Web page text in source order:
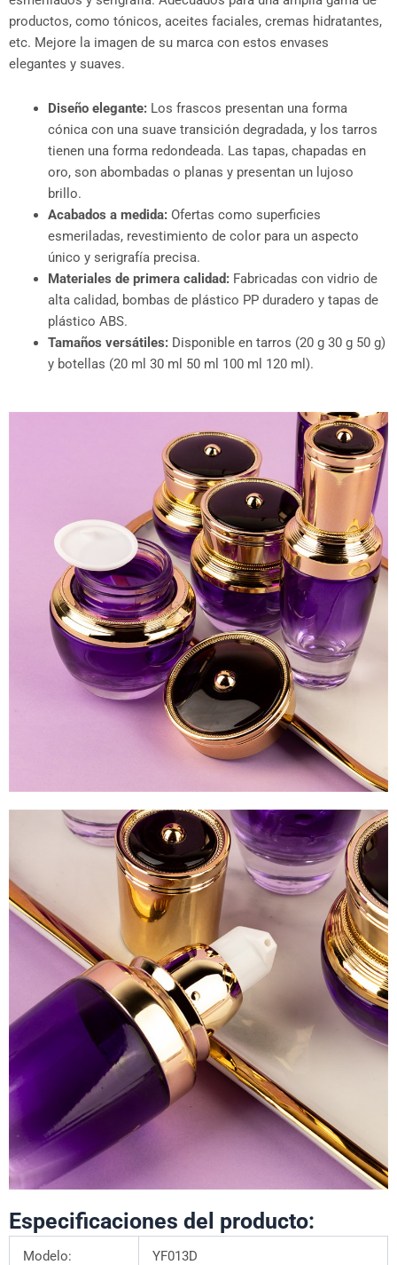
productos, como tónicos, aceites faciales, cremas hidratantes,
etc. Mejore la imagen de su marca con estos envases
elegantes y suaves.
Diseño elegante:Los frascos presentan una forma
cónica con una suave transición degradada, y los tarros
tienen una forma redondeada. Las tapas, chapadas en
oro, son abombadas o planas y presentan un lujoso
brillo.
Acabados a medida:Ofertas como superficies
esmeriladas, revestimiento de color para un aspecto
único y serigrafía precisa.
Materiales de primera calidad:Fabricadas con vidrio de
alta calidad, bombas de plástico PP duradero y tapas de
plástico ABS.
Tamaños versátiles:Disponible en tarros (20 g 30 g 50 g)
y botellas (20 ml 30 ml 50 ml 100 ml 120 ml).
Especificaciones del producto:
Modelo: YF013D